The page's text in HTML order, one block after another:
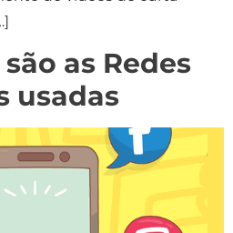
as Redes
usadas